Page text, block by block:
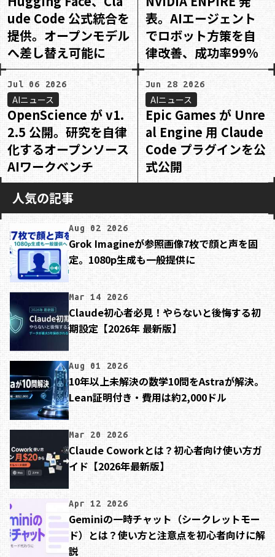
ude Code 公式統合を
提供。オープンモデル
へ差し替え可能に
表。AIエージェント
でロボット方策を自
律改善、成功率99%
Jul 06 2026
AIニュース
OpenScience が v1.
2.5 公開。研究を自律
化するオープンソース
AIワークベンチ
Jun 28 2026
AIニュース
Epic Games が Unre
al Engine 用 Claude
Code プラグインを公
式公開
人気の記事
Aug 02 2026
Grok Imagineが参照画像7枚で顔と声を固
定。1080p生成も一般提供に
Mar 14 2026
Claude初心者必見！やらないと後悔する初
期設定【2026年 最新版】
Aug 01 2026
10年以上未解決の数学10問をAstraが解決。
Lean証明付き・費用は約2,000ドル
Mar 20 2026
Claude Coworkとは？初心者向け使い方ガ
イド【2026年最新版】
Apr 12 2026
Geminiの一時チャット（シークレットモー
ド）とは？使い方と注意点を初心者向けに解
説